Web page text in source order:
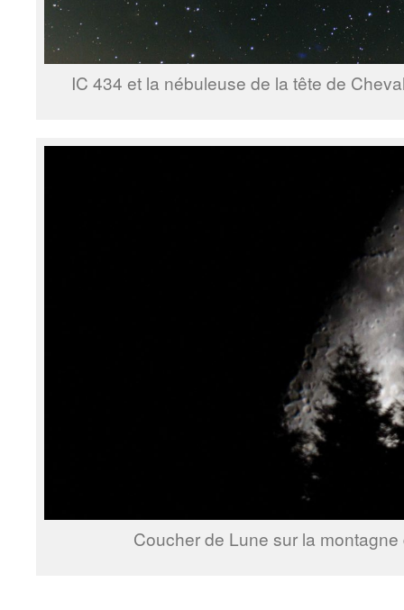
IC 434 et la nébuleuse de la tête de
Coucher de Lune sur la